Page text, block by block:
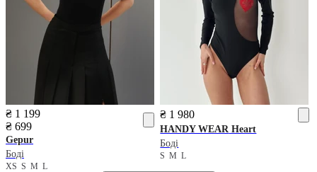
₴ 1 199
₴ 699
Gepur
Боді
XS S M L
₴ 1 980
HANDY WEAR Heart
Боді
SML